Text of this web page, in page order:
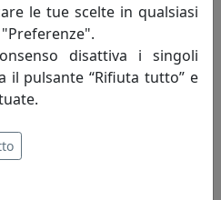
Grafico Pubblicitario,
le tue scelte in qualsiasi
disattiva i singoli
il pulsante “Rifiuta tutto” e